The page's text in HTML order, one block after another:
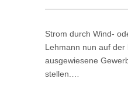
Strom durch Wind-
Lehmann nun auf der
ausgewiesene
stellen.…